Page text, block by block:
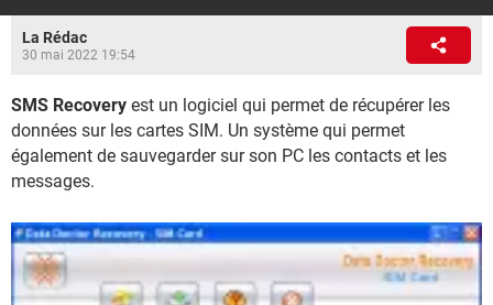
La Rédac
30 mai 2022 19:54
SMS Recovery est un logiciel qui permet de récupérer les
données sur les cartes SIM. Un système qui permet
également de sauvegarder sur son PC les contacts et les
messages.